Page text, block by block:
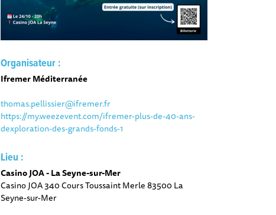
Organisateur :
Ifremer Méditerranée
thomas.pellissier@ifremer.fr
https://my.weezevent.com/ifremer-plus-de-40-ans-
dexploration-des-grands-fonds-1
Lieu :
Casino JOA - La Seyne-sur-Mer
Casino JOA 340 Cours Toussaint Merle 83500 La
Seyne-sur-Mer